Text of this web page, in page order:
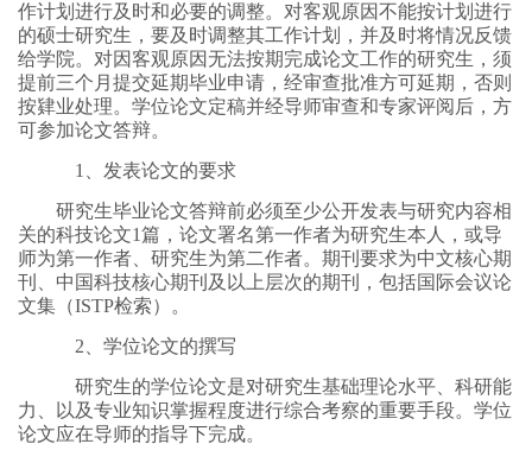
作计划进行及时和必要的调整。对客观原因不能按计划进行
的硕士研究生，要及时调整其工作计划，并及时将情况反馈
给学院。对因客观原因无法按期完成论文工作的研究生，须
提前三个月提交延期毕业申请，经审查批准方可延期，否则
按肄业处理。学位论文定稿并经导师审查和专家评阅后，方
可参加论文答辩。
1、发表论文的要求
研究生毕业论文答辩前必须至少公开发表与研究内容相
关的科技论文1篇，论文署名第一作者为研究生本人，或导
师为第一作者、研究生为第二作者。期刊要求为中文核心期
刊、中国科技核心期刊及以上层次的期刊，包括国际会议论
文集（ISTP检索）。
2、学位论文的撰写
研究生的学位论文是对研究生基础理论水平、科研能
力、以及专业知识掌握程度进行综合考察的重要手段。学位
论文应在导师的指导下完成。